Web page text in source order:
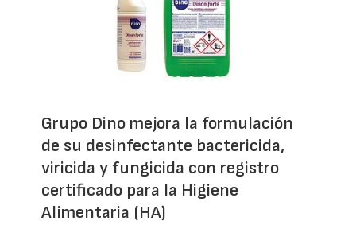
Grupo Dino mejora la formulación
de su desinfectante bactericida,
viricida y fungicida con registro
certificado para la Higiene
Alimentaria (HA)